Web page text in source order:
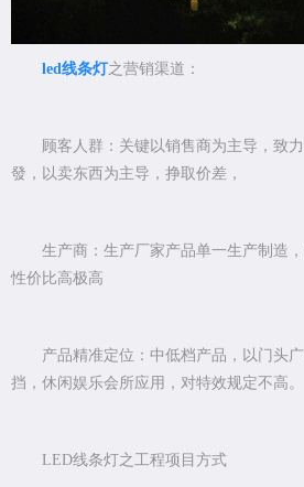
led线条灯之营销渠道：
顾客人群：关键以销售商为主导，致
發，以卖东西为主导，挣取价差，
生产商：生产厂家产品单一生产制造
性价比高极高
产品精准定位：中低档产品，以门头
挡，休闲娱乐会所应用，对特效规定不高。
LED线条灯之工程项目方式